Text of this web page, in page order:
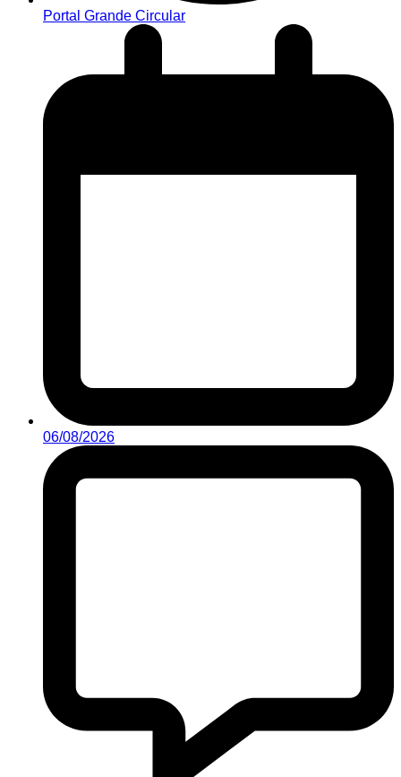
Portal Grande Circular
06/08/2026